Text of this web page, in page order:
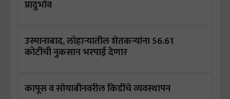
प्रादुर्भाव
उस्मानाबाद, लोहाऱ्यातील शेतकऱ्यांना 56.61
कोटींची नुकसान भरपाई देणार
कापूस व सोयाबीनवरील किडींचे व्‍यवस्‍थापन